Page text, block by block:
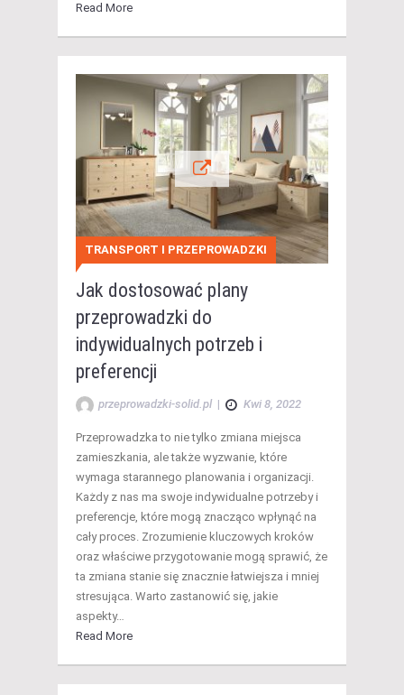
Read More
TRANSPORT I PRZEPROWADZKI
Jak dostosować plany
przeprowadzki do
indywidualnych potrzeb i
preferencji
przeprowadzki-solid.pl | Kwi 8, 2022
Przeprowadzka to nie tylko zmiana miejsca
zamieszkania, ale także wyzwanie, które
wymaga starannego planowania i organizacji.
Każdy z nas ma swoje indywidualne potrzeby i
preferencje, które mogą znacząco wpłynąć na
cały proces. Zrozumienie kluczowych kroków
oraz właściwe przygotowanie mogą sprawić, że
ta zmiana stanie się znacznie łatwiejsza i mniej
stresująca. Warto zastanowić się, jakie
aspekty…
Read More